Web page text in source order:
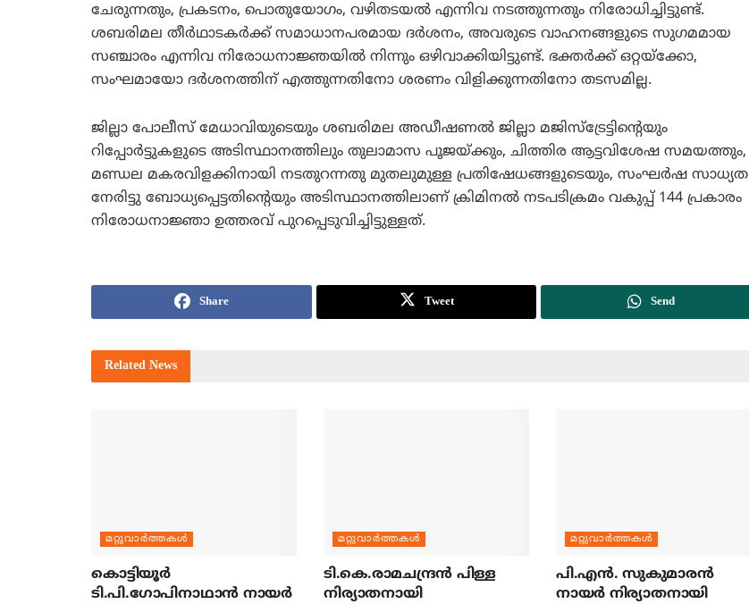
ചേരുന്നതും, പ്രകടനം, പൊതുയോഗം, വഴിതടയല്‍ എന്നിവ നടത്തുന്നതും നിരോധിച്ചിട്ടുണ്ട്.
ശബരിമല തീര്‍ഥാടകര്‍ക്ക് സമാധാനപരമായ ദര്‍ശനം, അവരുടെ വാഹനങ്ങളുടെ സുഗമമായ
സഞ്ചാരം എന്നിവ നിരോധനാജ്ഞയില്‍ നിന്നും ഒഴിവാക്കിയിട്ടുണ്ട്. ഭക്തര്‍ക്ക് ഒറ്റയ്ക്കോ,
സംഘമായോ ദര്‍ശനത്തിന് എത്തുന്നതിനോ ശരണം വിളിക്കുന്നതിനോ തടസമില്ല.
ജില്ലാ പോലീസ് മേധാവിയുടെയും ശബരിമല അഡീഷണല്‍ ജില്ലാ മജിസ്ട്രേട്ടിന്റെയും
റിപ്പോര്‍ട്ടുകളുടെ അടിസ്ഥാനത്തിലും തുലാമാസ പൂജയ്ക്കും, ചിത്തിര ആട്ടവിശേഷ സമയത്തും,
മണ്ഡല മകരവിളക്കിനായി നടതുറന്നതു മുതലുമുള്ള പ്രതിഷേധങ്ങളുടെയും, സംഘര്‍ഷ സാധ്യത
നേരിട്ടു ബോധ്യപ്പെട്ടതിന്റെയും അടിസ്ഥാനത്തിലാണ് ക്രിമിനല്‍ നടപടിക്രമം വകുപ്പ് 144 പ്രകാരം
നിരോധനാജ്ഞാ ഉത്തരവ് പുറപ്പെടുവിച്ചിട്ടുള്ളത്.
Share Tweet Send
Related News
മറ്റുവാര്‍ത്തകള്‍
കൊട്ടിയൂര്‍
ടി.പി.ഗോപിനാഥാന്‍ നായര്‍
മറ്റുവാര്‍ത്തകള്‍
ടി.കെ.രാമചന്ദ്രന്‍ പിള്ള
നിര്യാതനായി
മറ്റുവാര്‍ത്തകള്‍
പി.എന്‍. സുകുമാരന്‍
നായര്‍ നിര്യാതനായി